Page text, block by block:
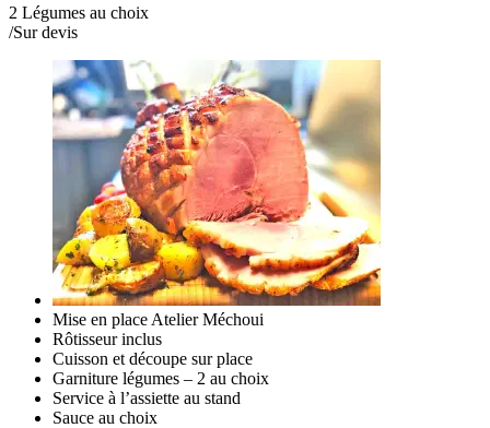
2 Légumes au choix
/Sur devis
Mise en place Atelier Méchoui
Rôtisseur inclus
Cuisson et découpe sur place
Garniture légumes – 2 au choix
Service à l’assiette au stand
Sauce au choix